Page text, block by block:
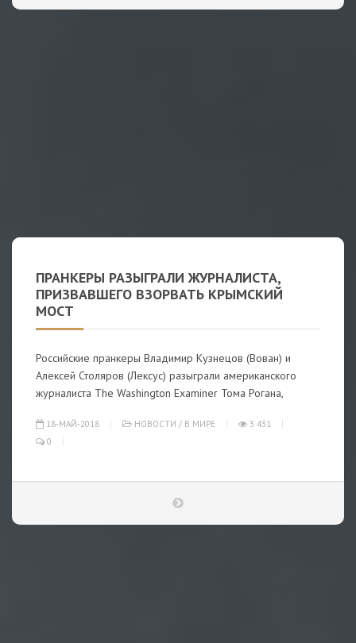
ПРАНКЕРЫ РАЗЫГРАЛИ ЖУРНАЛИСТА,
ПРИЗВАВШЕГО ВЗОРВАТЬ КРЫМСКИЙ
МОСТ
Российские пранкеры Владимир Кузнецов (Вован) и
Алексей Столяров (Лексус) разыграли американского
журналиста The Washington Examiner Тома Рогана,
18-МАЙ-2018 НОВОСТИ / В МИРЕ
3 431
0